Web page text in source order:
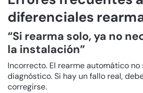
diferenciales
“Si rearma solo, ya no
la instalación”
Incorrecto. El rearme automático no
diagnóstico. Si hay un fallo real,
corregirse.